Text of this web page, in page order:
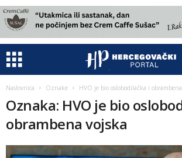
Naslovnica Oznake HVO je bio oslobodilačka i
Oznaka: HVO je bio
obrambena vojska